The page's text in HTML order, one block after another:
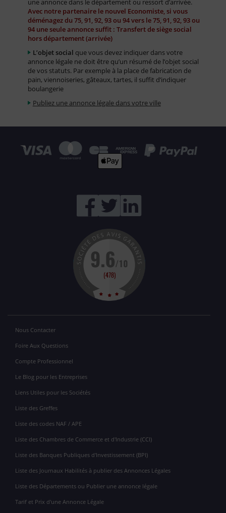
une annonce dans le département ou ressort d’arrivée.
Avec notre partenaire le nouvel Economiste, si vous
déménagez du 75, 91, 92, 93 ou 94 vers le 75, 91, 92, 93 ou
94 une seule annonce suffit : Transfert de siège social
hors département (arrivée)
L’objet social que vous devez indiquer dans votre
annonce légale ne doit être qu’un résumé de l’objet social
de vos statuts. Par exemple à la place de fabrication de
pain, viennoiseries, gâteaux, tartes, il suffit d’indiquer
boulangerie
Publiez une annonce légale dans votre ville
Nous Contacter
Foire Aux Questions
Compte Professionnel
Le Blog pour les Entreprises
Liens Utiles pour les Sociétés
Liste des Greffes
Liste des codes NAF / APE
Liste des Chambres de Commerce et d'Industrie (CCI)
Liste des Banques Publiques d'Investissement (BPI)
Liste des Journaux Habilités à publier des Annonces Légales
Liste des Départements ou Publier une annonce légale
Tarif et Prix d'une Annonce Légale